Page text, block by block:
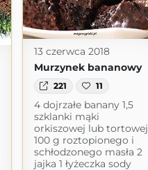
13 czerwca 2018
Murzynek bananowy
221 11
4 dojrzałe banany 1,5
szklanki mąki
orkiszowej lub tortowej
100 g roztopionego i
schłodzonego masła 2
jajka 1 łyżeczka sody